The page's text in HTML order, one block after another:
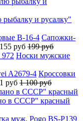
и русалку"
Сапожки-
155 руб 199 руб
Носки мужские
Кроссовки
руб 1 100 руб
в СССР" красный
муж. Pogo BS-P139